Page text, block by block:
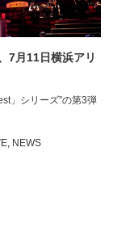
7月11日横浜アリ
」シリーズ”の第3弾
, NEWS